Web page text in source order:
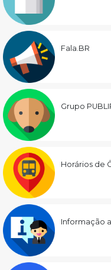
Fala.BR
Grupo
Horários de
Informação